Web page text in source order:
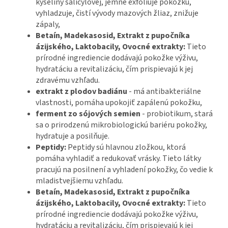
vyhladzuje, čistí vývody mazových žliaz, znižuje
zápaly,
Betaín, Madekasosid, Extrakt z pupočníka
ázijského, Laktobacily, Ovocné extrakty:Tieto
prírodné ingrediencie dodávajú pokožke výživu,
hydratáciu a revitalizáciu, čím prispievajú k jej
zdravému vzhľadu.
extrakt z plodov badiánu - má antibakteriálne
vlastnosti, pomáha upokojiť zapálenú pokožku,
ferment zo sójových semien - probiotikum, stará
sa o prirodzenú mikrobiologickú bariéru pokožky,
hydratuje a posilňuje.
Peptidy:Peptidy sú hlavnou zložkou, ktorá
pomáha vyhladiť a redukovať vrásky. Tieto látky
pracujú na posilnení a vyhladení pokožky, čo vedie k
mladistvejšiemu vzhľadu.
Betaín, Madekasosid, Extrakt z pupočníka
ázijského, Laktobacily, Ovocné extrakty:Tieto
prírodné ingrediencie dodávajú pokožke výživu,
hydratáciu a revitalizáciu, čím prispievajú k jej